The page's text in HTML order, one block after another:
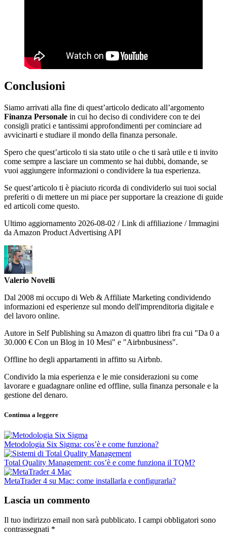
Conclusioni
Siamo arrivati alla fine di quest’articolo dedicato all’argomento
Finanza Personale in cui ho deciso di condividere con te dei
consigli pratici e tantissimi approfondimenti per cominciare ad
avvicinarti e studiare il mondo della finanza personale.
Spero che quest’articolo ti sia stato utile o che ti sarà utile e ti invito
come sempre a lasciare un commento se hai dubbi, domande, se
vuoi aggiungere informazioni o condividere la tua esperienza.
Se quest’articolo ti è piaciuto ricorda di condividerlo sui tuoi social
preferiti o di mettere un mi piace per supportare la creazione di guide
ed articoli come questo.
Ultimo aggiornamento 2026-08-02 / Link di affiliazione / Immagini
da Amazon Product Advertising API
Valerio Novelli
Dal 2008 mi occupo di Web & Affiliate Marketing condividendo
informazioni ed esperienze sul mondo dell'imprenditoria digitale e
del lavoro online.
Autore in Self Publishing su Amazon di quattro libri fra cui "Da 0 a
30.000 € Con un Blog in 10 Mesi" e "Airbnbusiness".
Offline ho degli appartamenti in affitto su Airbnb.
Condivido la mia esperienza e le mie considerazioni su come
lavorare e guadagnare online ed offline, sulla finanza personale e la
gestione del denaro.
Continua a leggere
Metodologia Six Sigma: cos’è e come funziona?
Total Quality Management: cos’è e come funziona il TQM?
MetaTrader 4 su Mac: come installarla e configurarla?
Lascia un commento
Il tuo indirizzo email non sarà pubblicato. I campi obbligatori sono
contrassegnati *